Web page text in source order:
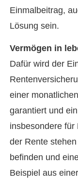
Einmalbeitrag,
Lösung sein.
Vermögen in
Dafür wird der
einer
garantiert und
insbesondere
der Rente
befinden und
Beispiel aus